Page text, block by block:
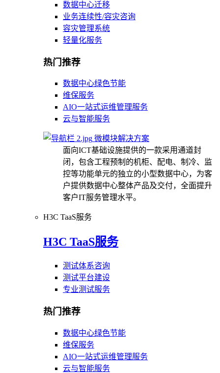
数据中心迁移
业务连续性/容灾咨询
容灾管理系统
轻量化服务
热门推荐
数据中心绿色节能
维保服务
AIO一站式运维管理服务
云与智能服务
微模块解决方案
面向ICT基础设施提供的一款采用通道封
闭，包含工程预制的机柜、配电、制冷、监
控等功能单元的独立的小型数据中心，为客
户提供数据中心整体产品及交付，全面提升
客户IT服务管理水平。
H3C TaaS服务
H3C TaaS服务
测试体系咨询
测试平台建设
专业测试服务
热门推荐
数据中心绿色节能
维保服务
AIO一站式运维管理服务
云与智能服务